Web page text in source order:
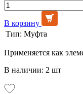
В корзину
Тип: Муфта
Применяется как
В наличии: 2 шт